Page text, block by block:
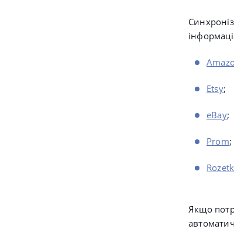
Etsy;
eBay;
Prom;
Якщо